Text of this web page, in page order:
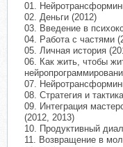
01.
02. Деньги (2012)
03. Введение в
04. Работа с частями
05. Личная история
06. Как жить, чтобы
07.
08. Стратегия и
09. Интеграция
(2012, 2013)
10. Продуктивный
11. Возвращение в